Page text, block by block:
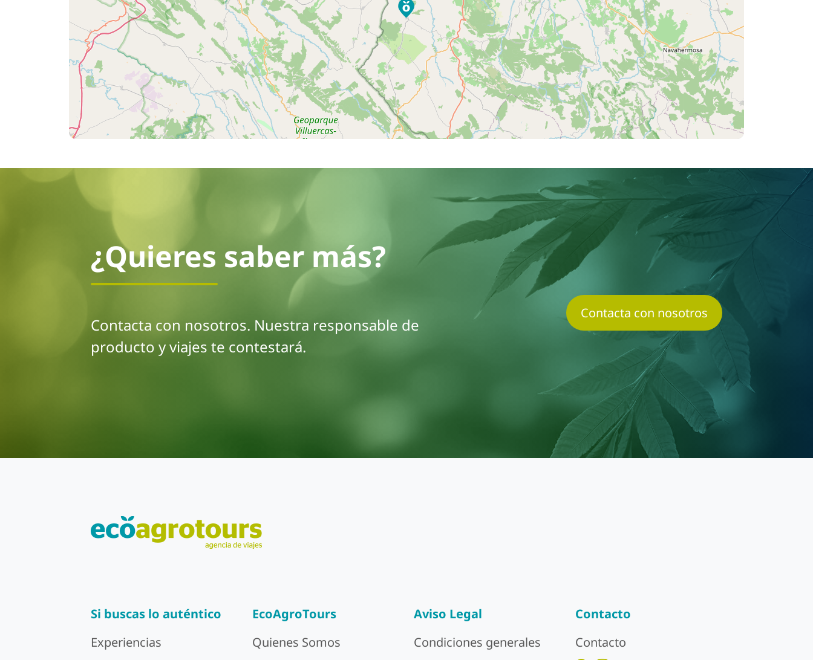
¿Quieres saber más?
Contacta con nosotros. Nuestra responsable de
producto y viajes te contestará.
Contacta con nosotros
Si buscas lo auténtico
Experiencias
EcoAgroTours
Quienes Somos
Aviso Legal
Condiciones generales
Contacto
Contacto